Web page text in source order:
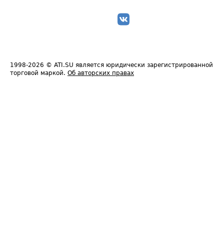
1998-2026 © ATI.SU является юридически зарегистрированной
торговой маркой. Об авторских правах